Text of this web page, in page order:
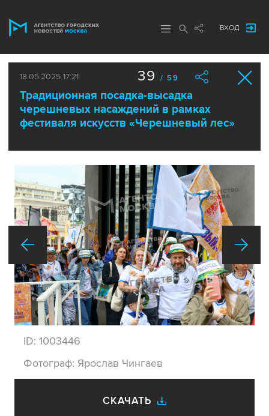
ВХОД
18.05.2025 17:21
Традиционная посадка-высадка
черешневых насаждений в рамках
фестиваля искусств «Черешневый лес»
39 / 59
ID: 1003446
Фотограф: Ярослав Чингаев
СКАЧАТЬ